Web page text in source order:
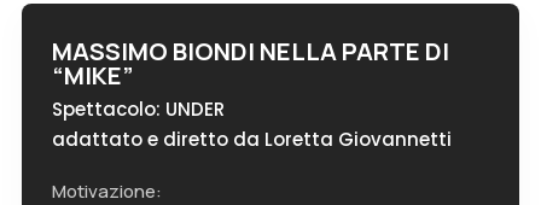
MASSIMO BIONDI NELLA PARTE DI
“MIKE”
Spettacolo: UNDER
adattato e diretto da Loretta Giovannetti
Motivazione: